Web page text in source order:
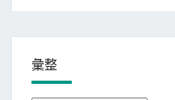
彙整